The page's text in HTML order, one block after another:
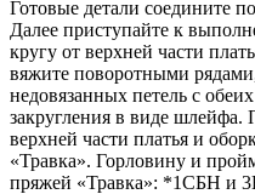
Готовые детали соедините
Далее приступайте к
кругу от верхней части
вяжите поворотными
недовязанных петель с
закругления в виде
верхней части платья и
«Травка». Горловину и
пряжей «Травка»: *1СБН и